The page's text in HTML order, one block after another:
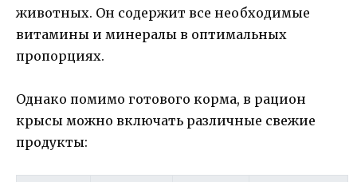
животных. Он содержит все необходимые
витамины и минералы в оптимальных
пропорциях.
Однако помимо готового корма, в рацион
крысы можно включать различные свежие
продукты: